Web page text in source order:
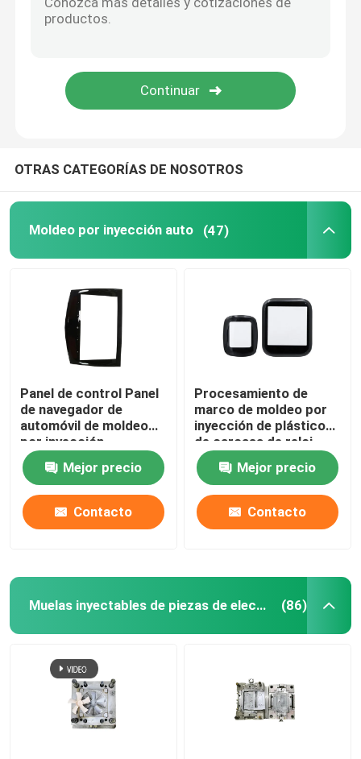
metalurgia de polvo
OTRAS CATEGORÍAS DE NOSOTROS
Moldeo por inyección auto (47)
Panel de control Panel
de navegador de
automóvil de moldeo
por inyección
automotriz IMD
Mejor precio
Contacto
Procesamiento de
marco de moldeo por
inyección de plástico
de carcasa de reloj
inteligente moldeado
por inyecciónMejor precio
Contacto
Muelas inyectables de piezas de electrodomésticos (86)